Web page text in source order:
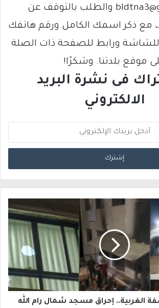
bldtna3@gmail.com والطلب بالتوقف عن
مع ذكر اسمك الكامل ورقم هاتفك
للشاشة ورابط للصفحة ذات الصلة
موقع بلدتنا. وشكرًا!
فى نشرة البريد
الالكتروني
الغربية.. إحراق مسجد شمال رام الله